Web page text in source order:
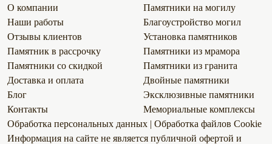
О компании
Наши работы
Отзывы клиентов
Памятник в рассрочку
Памятники со скидкой
Доставка и оплата
Блог
Контакты
Памятники на могилу
Благоустройство могил
Установка памятников
Памятники из мрамора
Памятники из гранита
Двойные памятники
Эксклюзивные памятники
Мемориальные комплексы
Обработка персональных данных | Обработка файлов Сookie
Информация на сайте не является публичной офертой и